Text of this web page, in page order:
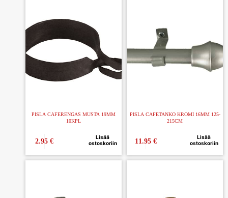
PISLA CAFERENGAS MUSTA 19MM
10KPL
2.95€
Lisää
ostoskoriin
PISLA CAFETANKO KROMI 16MM 125-
215CM
11.95 €
Lisää
ostoskoriin